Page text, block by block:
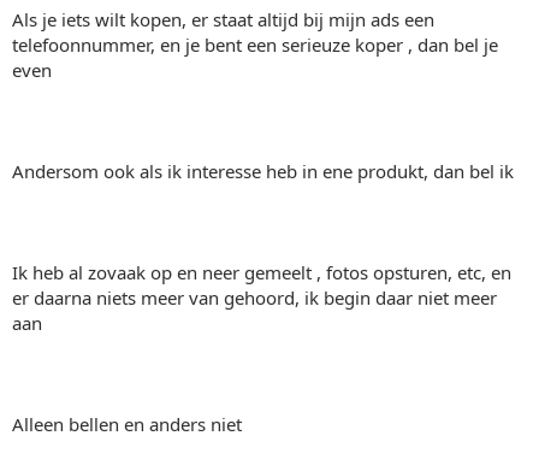
Als je iets wilt kopen, er staat altijd bij mijn ads een
telefoonnummer, en je bent een serieuze koper , dan bel je
even
Andersom ook als ik interesse heb in ene produkt, dan bel ik
Ik heb al zovaak op en neer gemeelt , fotos opsturen, etc, en
er daarna niets meer van gehoord, ik begin daar niet meer
aan
Alleen bellen en anders niet